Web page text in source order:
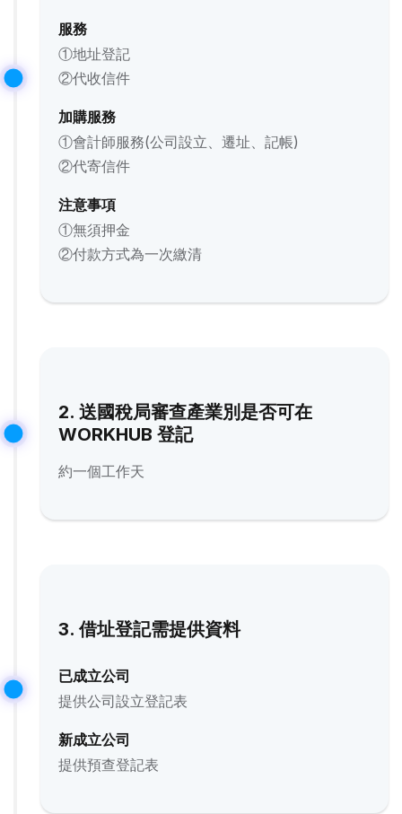
服務
①地址登記
②代收信件
加購服務
①會計師服務(公司設立、遷址、記帳)
②代寄信件
注意事項
①無須押金
②付款方式為一次繳清
2. 送國稅局審查產業別是否可在
WORKHUB 登記
約一個工作天
3. 借址登記需提供資料
已成立公司
提供公司設立登記表
新成立公司
提供預查登記表